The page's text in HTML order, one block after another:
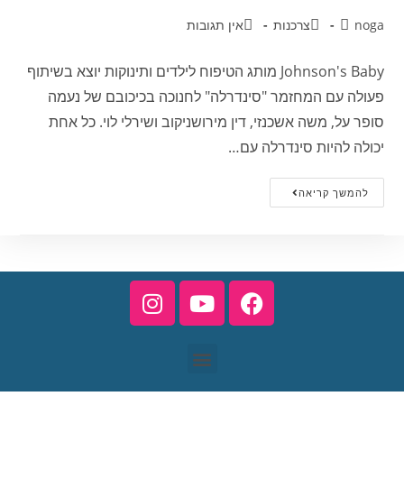
noga צרכנות אין תגובות
Johnson's Baby מותג הטיפוח לילדים ותינוקות יוצא בשיתוף
פעולה עם המחזמר "סינדרלה" לחנוכה בכיכובם של נעמה
סופר על, משה אשכנזי, דין מירושניקוב ושירלי לוי. כל אחת
יכולה להיות סינדרלה עם…
להמשך קריאה